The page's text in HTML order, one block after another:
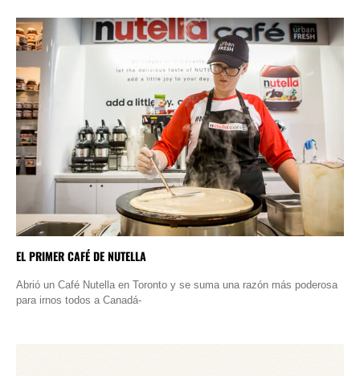
EL PRIMER CAFÉ DE NUTELLA
Abrió un Café Nutella en Toronto y se suma una razón más poderosa
para irnos todos a Canadá-